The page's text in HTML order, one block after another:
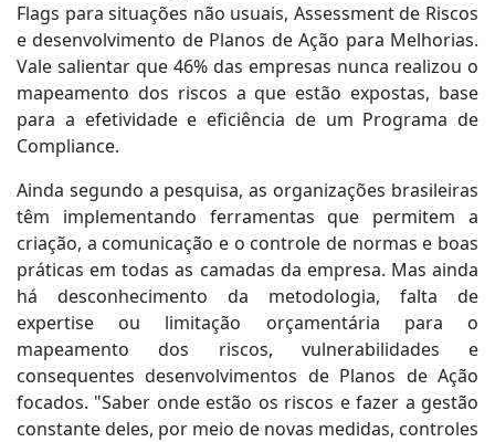
Flags para situações não usuais, Assessment de Riscos
e desenvolvimento de Planos de Ação para Melhorias.
Vale salientar que 46% das empresas nunca realizou o
mapeamento dos riscos a que estão expostas, base
para a efetividade e eficiência de um Programa de
Compliance.
Ainda segundo a pesquisa, as organizações brasileiras
têm implementando ferramentas que permitem a
criação, a comunicação e o controle de normas e boas
práticas em todas as camadas da empresa. Mas ainda
há desconhecimento da metodologia, falta de
expertise ou limitação orçamentária para o
mapeamento dos riscos, vulnerabilidades e
consequentes desenvolvimentos de Planos de Ação
focados. "Saber onde estão os riscos e fazer a gestão
constante deles, por meio de novas medidas, controles